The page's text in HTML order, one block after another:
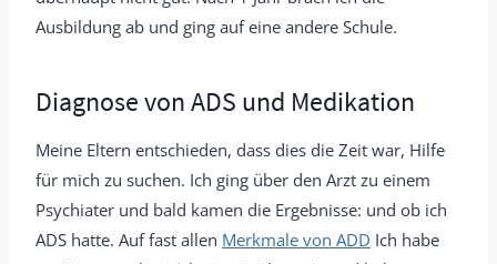
Ausbildung ab und ging auf eine andere Schule.
Diagnose von ADS und Medikation
Meine Eltern entschieden, dass dies die Zeit war, Hilfe
für mich zu suchen. Ich ging über den Arzt zu einem
Psychiater und bald kamen die Ergebnisse: und ob ich
ADS hatte. Auf fast allen Merkmale von ADD Ich habe